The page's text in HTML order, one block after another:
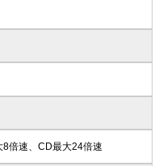
倍速、CD最大24倍速